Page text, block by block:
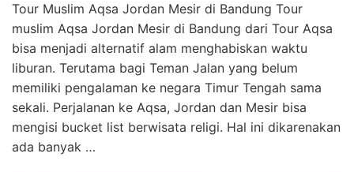
Tour Muslim Aqsa Jordan Mesir di Bandung Tour
muslim Aqsa Jordan Mesir di Bandung dari Tour Aqsa
bisa menjadi alternatif alam menghabiskan waktu
liburan. Terutama bagi Teman Jalan yang belum
memiliki pengalaman ke negara Timur Tengah sama
sekali. Perjalanan ke Aqsa, Jordan dan Mesir bisa
mengisi bucket list berwisata religi. Hal ini dikarenakan
ada banyak …